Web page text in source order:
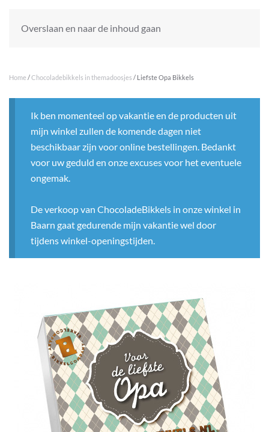
Overslaan en naar de inhoud gaan
Home /Chocoladebikkels in themadoosjes / Liefste Opa Bikkels
Ik ben momenteel op vakantie en de producten uit
mijn winkel zullen de komende dagen niet
beschikbaar zijn voor online bestellingen. Bedankt
voor uw geduld en onze excuses voor het eventuele
ongemak.
De verkoop van ChocoladeBikkels in onze winkel in
Baarn gaat gedurende mijn vakantie wel door
tijdens winkel-openingstijden.